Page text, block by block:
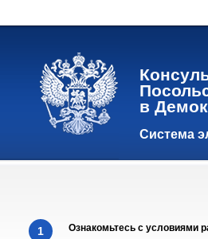
в
Система
1 Ознакомьтесь с условиями